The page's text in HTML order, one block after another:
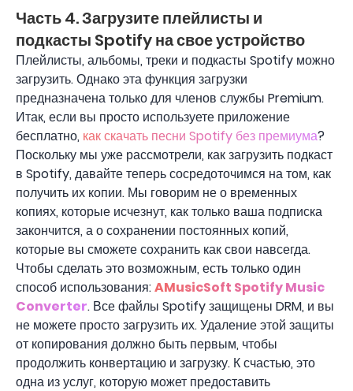
Часть 4. Загрузите плейлисты и
подкасты Spotify на свое устройство
Плейлисты, альбомы, треки и подкасты Spotify можно
загрузить. Однако эта функция загрузки
предназначена только для членов службы Premium.
Итак, если вы просто используете приложение
бесплатно, как скачать песни Spotify без премиума?
Поскольку мы уже рассмотрели, как загрузить подкаст
в Spotify, давайте теперь сосредоточимся на том, как
получить их копии. Мы говорим не о временных
копиях, которые исчезнут, как только ваша подписка
закончится, а о сохранении постоянных копий,
которые вы сможете сохранить как свои навсегда.
Чтобы сделать это возможным, есть только один
способ использования:AMusicSoft Spotify Music
Converter. Все файлы Spotify защищены DRM, и вы
не можете просто загрузить их. Удаление этой защиты
от копирования должно быть первым, чтобы
продолжить конвертацию и загрузку. К счастью, это
одна из услуг, которую может предоставить